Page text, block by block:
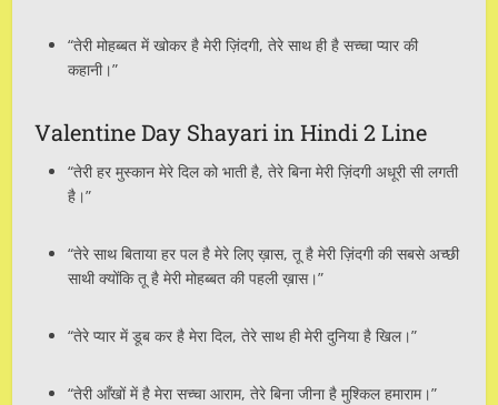
“तेरी मोहब्बत में खोकर है मेरी ज़िंदगी, तेरे साथ ही है सच्चा प्यार की
कहानी।”
Valentine Day Shayari in Hindi 2 Line
“तेरी हर मुस्कान मेरे दिल को भाती है, तेरे बिना मेरी ज़िंदगी अधूरी सी लगती
है।”
“तेरे साथ बिताया हर पल है मेरे लिए ख़ास, तू है मेरी ज़िंदगी की सबसे अच्छी
साथी क्योंकि तू है मेरी मोहब्बत की पहली ख़ास।”
“तेरे प्यार में डूब कर है मेरा दिल, तेरे साथ ही मेरी दुनिया है खिल।”
“तेरी आँखों में है मेरा सच्चा आराम, तेरे बिना जीना है मुश्किल हमाराम।”